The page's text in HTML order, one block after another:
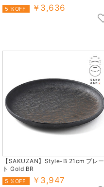
5 %OFF ￥3,636
【SAKUZAN】Style-B 21cm プレー
ト Gold BR
5 %OFF ￥3,947